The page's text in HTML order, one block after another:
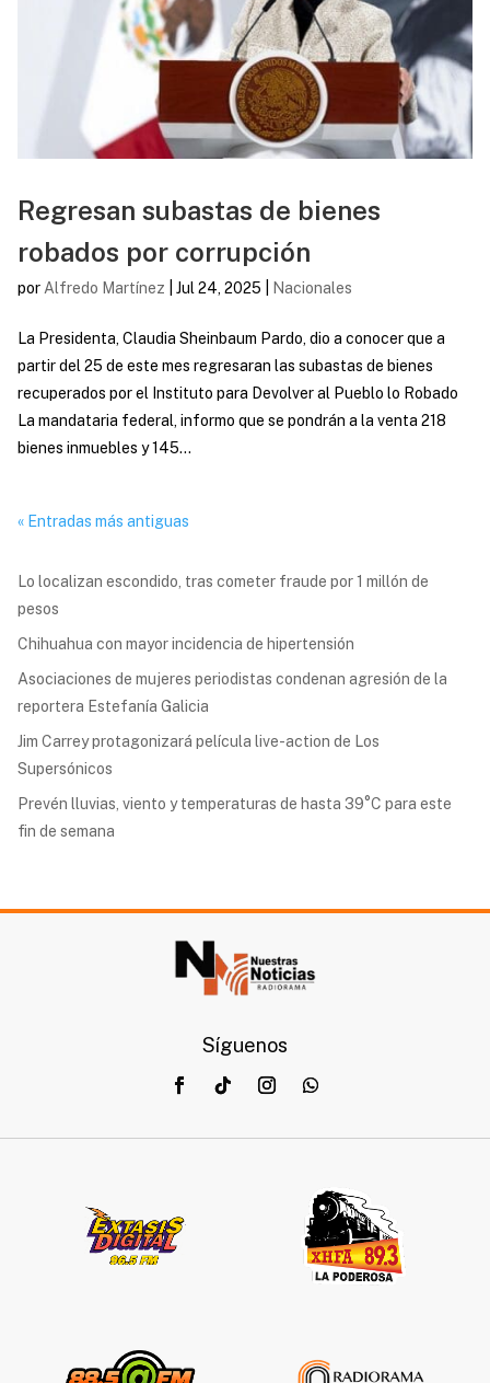
Regresan subastas de bienes
robados por corrupción
porAlfredo Martínez Jul 24, 2025 Nacionales
La Presidenta, Claudia Sheinbaum Pardo, dio a conocer que a
partir del 25 de este mes regresaran las subastas de bienes
recuperados por el Instituto para Devolver al Pueblo lo Robado
La mandataria federal, informo que se pondrán a la venta 218
bienes inmuebles y 145...
« Entradas más antiguas
Lo localizan escondido, tras cometer fraude por 1 millón de
pesos
Chihuahua con mayor incidencia de hipertensión
Asociaciones de mujeres periodistas condenan agresión de la
reportera Estefanía Galicia
Jim Carrey protagonizará película live-action de Los
Supersónicos
Prevén lluvias, viento y temperaturas de hasta 39°C para este
fin de semana
Síguenos